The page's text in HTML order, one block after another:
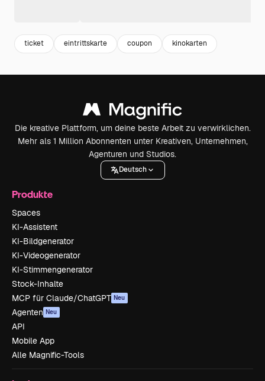
ticket eintrittskarte coupon kinokarten
Die kreative Plattform, um deine beste Arbeit zu verwirklichen.
Mehr als 1 Million Abonnenten unter Kreativen, Unternehmen,
Agenturen und Studios.
Deutsch
Produkte
Spaces
KI-Assistent
KI-Bildgenerator
KI-Videogenerator
KI-Stimmengenerator
Stock-Inhalte
MCP für Claude/ChatGPT Neu
Agenten Neu
API
Mobile App
Alle Magnific-Tools